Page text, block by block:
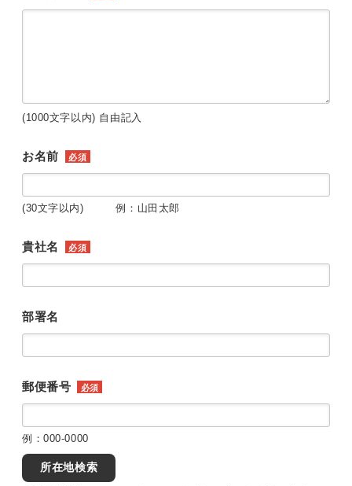
(1000文字以内) 自由記入
お名前 必須
(30文字以内) 例：山田太郎
貴社名 必須
部署名
郵便番号 必須
例：000-0000
所在地検索